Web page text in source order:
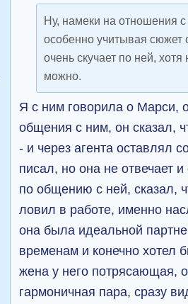
Ну, намеки на отношения
особенно учитывая сюжет
очень скучает по ней,
можно.
Я с ним говорила о Марси,
общения с ним, он сказал,
- и через агента оставлял
писал, но она не отвечает
по общению с ней, сказал,
ловил в работе, именно
она была идеальной
временам и конечно хотел
жена у него потрясающая,
гармоничная пара, сразу